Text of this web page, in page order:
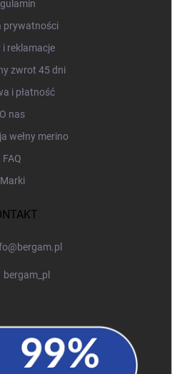
prywatności
reklamacje
zwrot 45 dni
i płatność
O nas
wełny merino
FAQ
Marki
@bergam.pl
bergam_pl